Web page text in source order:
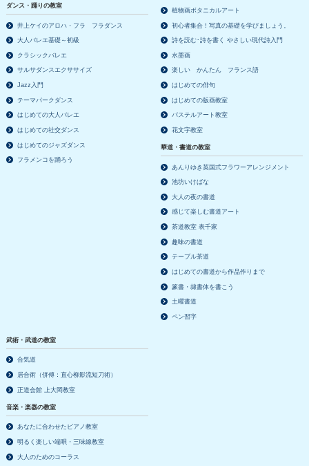
ダンス・踊りの教室
井上ケイのアロハ・フラ フラダンス
大人バレエ基礎～初級
クラシックバレエ
サルサダンスエクササイズ
Jazz入門
テーマパークダンス
はじめての大人バレエ
はじめての社交ダンス
はじめてのジャズダンス
フラメンコを踊ろう
植物画ボタニカルアート
初心者集合！写真の基礎を学びましょう。
詩を読む･詩を書く やさしい現代詩入門
水墨画
楽しい かんたん フランス語
はじめての俳句
はじめての版画教室
パステルアート教室
花文字教室
華道・書道の教室
あんりゆき英国式フラワーアレンジメント
池坊いけばな
大人の夜の書道
感じて楽しむ書道アート
茶道教室 表千家
趣味の書道
テーブル茶道
はじめての書道から作品作りまで
篆書・隷書体を書こう
土曜書道
ペン習字
武術・武道の教室
合気道
居合術（併傅：直心柳影流短刀術）
正道会館 上大岡教室
音楽・楽器の教室
あなたに合わせたピアノ教室
明るく楽しい端唄・三味線教室
大人のためのコーラス